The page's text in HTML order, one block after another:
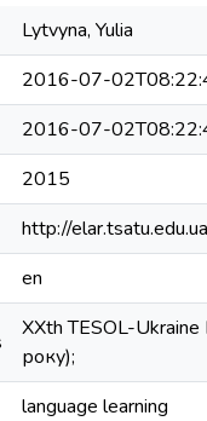
Lytvyna, Yulia
2016-07-
2016-07-
2015
http://
en
XXth TESOL-Ukraine
року);
language learning